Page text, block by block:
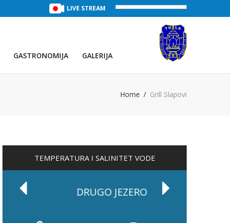
TREĆE JEZERO (Voda:29 °C, Salinitet:32 g/L)
LIVE STREAM
GASTRONOMIJA GALERIJA
Home Grill Slapovi
TEMPERATURA I SALINITET VODE
DRUGO JEZERO